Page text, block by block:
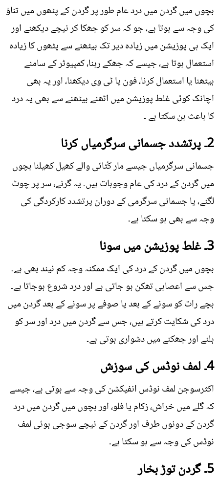
بچوں میں گردن میں درد عام طور پر گردن کے پٹھوں میں تناؤ
کی وجہ سے ہوتا ہے، جو کہ سر کو جھکا کر نیچے دیکھنے اور
ایک ہی پوزیشن میں زیادہ دیر تک بیٹھنے سے پٹھوں کا زیادہ
استعمال ہوتا ہے، جیسے کہ جھکے رہنا، کمپیوٹر کے سامنے
بیٹھنا یا استعمال کرنا، فون یا ٹی وی دیکھنا، اور یہ بھی
اچانک کوئی غلط پوزیشن میں اٹھنے بیٹھنے سے بھی یہ درد
کا باعث بن سکتا ہے ۔
2۔ پرتشدد جسمانی سرگرمیاں کرنا
جسمانی سرگرمیاں جیسے مار کُٹائی والے کھیل کھیلنا بچوں
میں گردن کے درد کی عام وجوہات ہیں۔ یہ گرنے، سر پر چوٹ
لگنے، یا جسمانی سرگرمی کے دوران پرتشدد کارکردگی کی
وجہ سے بھی ہو سکتا ہے۔
3۔ غلط پوزیشن میں سونا
بچوں میں گردن کے درد کی ایک ممکنہ وجہ کم نیند بھی ہے۔
جس سے اعصابی تھکن ہو جاتی ہے اور درد شروع ہوجاتا ہے۔
بچے رات کو سونے کے بعد یا صوفے پر سونے کے بعد گردن میں
درد کی شکایت کرتے ہیں، جس سے گردن میں درد اور سر کو
ہلنے اور جھکنے میں دشواری ہوتی ہے۔
4۔ لمف نوڈس کی سوزش
اکثرسوجن لمف نوڈس انفیکشن کی وجہ سے ہوتی ہے، جیسے
کہ گلے میں خراش، زکام یا فلو، اور بچوں میں گردن میں درد
گردن کے دونوں طرف اور گردن کے نیچے سوجی ہوئی لمف
نوڈس کی وجہ سے ہو سکتا ہے۔
5۔ گردن توڑ بخار